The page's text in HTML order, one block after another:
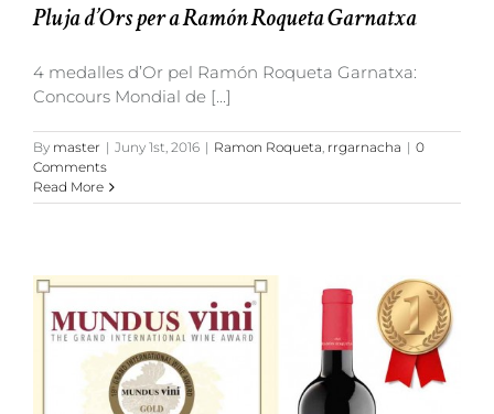
Pluja d’Ors per a Ramón Roqueta Garnatxa
4 medalles d’Or pel Ramón Roqueta Garnatxa:
Concours Mondial de [...]
By master | Juny 1st, 2016 | Ramon Roqueta, rrgarnacha | 0
Comments
Read More